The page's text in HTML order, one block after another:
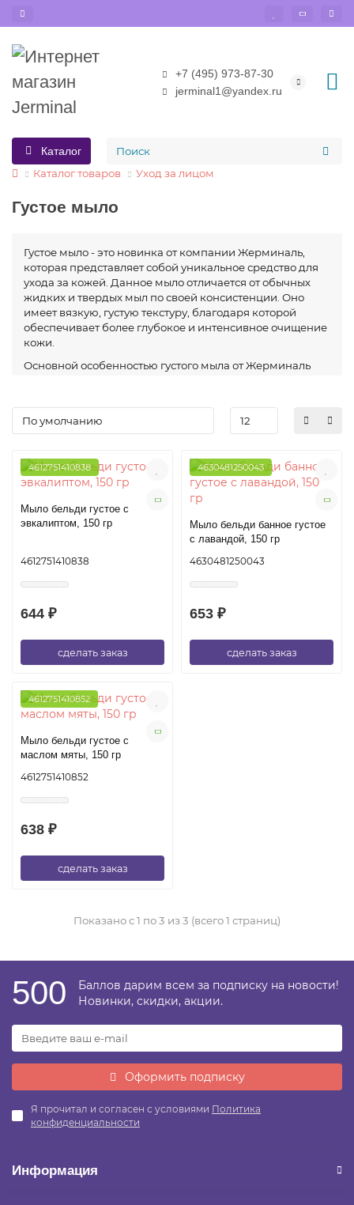
+7 (495) 973-87-30
jerminal1@yandex.ru
Каталог
Каталог товаров
Уход за лицом
Густое мыло
Густое мыло - это новинка от компании Жерминаль,
которая представляет собой уникальное средство для
ухода за кожей. Данное мыло отличается от обычных
жидких и твердых мыл по своей консистенции. Оно
имеет вязкую, густую текстуру, благодаря которой
обеспечивает более глубокое и интенсивное очищение
кожи.
Основной особенностью густого мыла от Жерминаль
состав средства, оно не только очищает кожу, но и
увлажняет ее, предотвращая обезвоживание и сухость.
4612751410838
Мыло бельди густое с
эвкалиптом, 150 гр
4612751410838
644 ₽
сделать заказ
4630481250043
Мыло бельди банное густое
с лавандой, 150 гр
4630481250043
653 ₽
сделать заказ
4612751410852
Мыло бельди густое с
маслом мяты, 150 гр
4612751410852
638 ₽
сделать заказ
Показано с 1 по 3 из 3 (всего 1 страниц)
500
Баллов дарим всем за подписку на новости!
Новинки, скидки, акции.
Оформить подписку
Я прочитал и согласен с условиями Политика
конфиденциальности
Информация